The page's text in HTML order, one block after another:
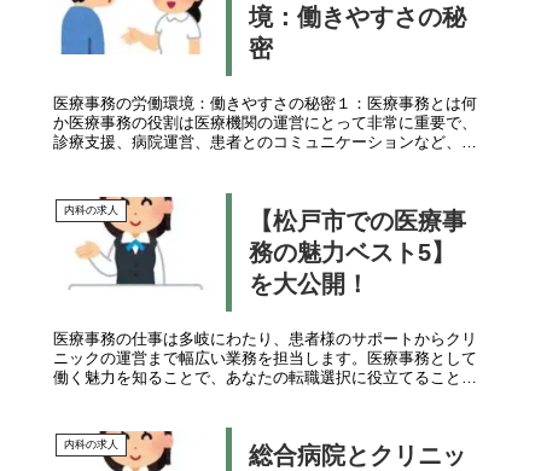
境：働きやすさの秘
密
医療事務の労働環境：働きやすさの秘密１：医療事務とは何
か医療事務の役割は医療機関の運営にとって非常に重要で、
診療支援、病院運営、患者とのコミュニケーションなど、多
内科の求人
【松戸市での医療事
務の魅力ベスト5】
を大公開！
医療事務の仕事は多岐にわたり、患者様のサポートからクリ
ニックの運営まで幅広い業務を担当します。医療事務として
働く魅力を知ることで、あなたの転職選択に役立てることが
内科の求人
総合病院とクリニッ